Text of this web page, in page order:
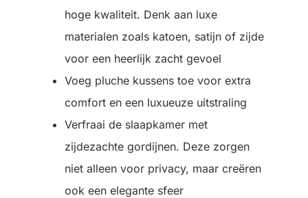
hoge kwaliteit. Denk aan luxe
materialen zoals katoen, satijn of zijde
voor een heerlijk zacht gevoel
Voeg pluche kussens toe voor extra
comfort en een luxueuze uitstraling
Verfraai de slaapkamer met
zijdezachte gordijnen. Deze zorgen
niet alleen voor privacy, maar creëren
ook een elegante sfeer